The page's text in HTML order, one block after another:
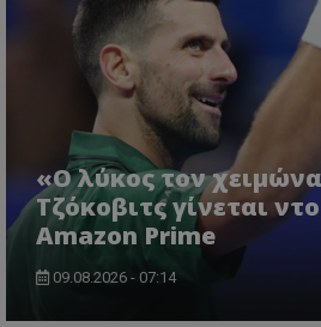
«Ο λύκος τον
Τζόκοβιτς γίνεται
Amazon Prime
09.08.2026 - 07:14